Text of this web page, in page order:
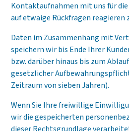
Kontaktaufnahmen mit uns für die
auf etwaige Rückfragen reagieren
Daten im Zusammenhang mit
speichern wir bis Ende Ihrer
bzw. darüber hinaus bis zum
gesetzlicher
Zeitraum von sieben Jahren).
Wenn Sie Ihre freiwillige
wir die gespeicherten